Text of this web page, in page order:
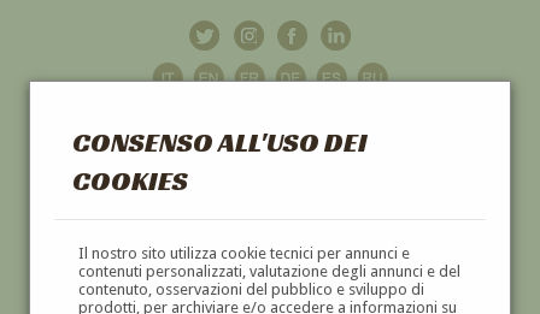
CONSENSO ALL'USO DEI
COOKIES
Il nostro sito utilizza cookie tecnici per annunci e
contenuti personalizzati, valutazione degli annunci e del
contenuto, osservazioni del pubblico e sviluppo di
prodotti, per archiviare e/o accedere a informazioni su
GALLERIAD'ARTE
DIPINTI E SCULTURE '800 E '900